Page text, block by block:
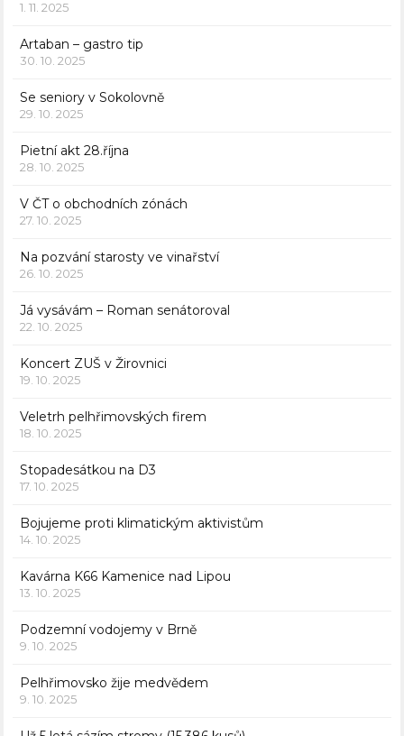
1. 11. 2025
Artaban – gastro tip
30. 10. 2025
Se seniory v Sokolovně
29. 10. 2025
Pietní akt 28.října
28. 10. 2025
V ČT o obchodních zónách
27. 10. 2025
Na pozvání starosty ve vinařství
26. 10. 2025
Já vysávám – Roman senátoroval
22. 10. 2025
Koncert ZUŠ v Žirovnici
19. 10. 2025
Veletrh pelhřimovských firem
18. 10. 2025
Stopadesátkou na D3
17. 10. 2025
Bojujeme proti klimatickým aktivistům
14. 10. 2025
Kavárna K66 Kamenice nad Lipou
13. 10. 2025
Podzemní vodojemy v Brně
9. 10. 2025
Pelhřimovsko žije medvědem
9. 10. 2025